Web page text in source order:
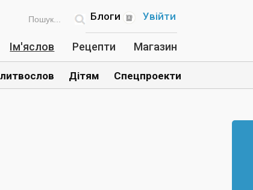
Увійти
Блоги
Ім'яслов Рецепти Магазин
Дітям Спецпроекти